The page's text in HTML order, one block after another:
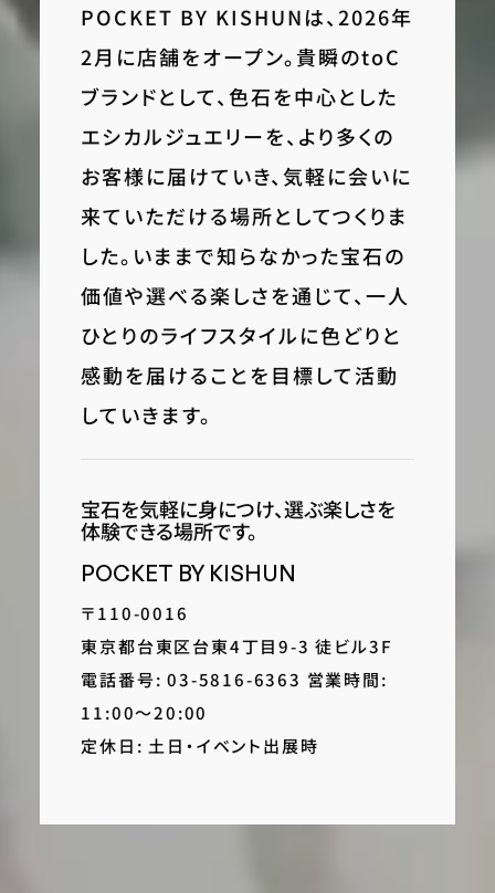
POCKET BY KISHUNは、2026年
2月に店舗をオープン。貴瞬のtoC
ブランドとして、色石を中心とした
エシカルジュエリーを、より多くの
お客様に届けていき、気軽に会いに
来ていただける場所としてつくりま
した。いままで知らなかった宝石の
価値や選べる楽しさを通じて、一人
ひとりのライフスタイルに色どりと
感動を届けることを目標して活動
していきます。
宝石を気軽に身につけ、選ぶ楽しさを
体験できる場所です。
POCKET BY KISHUN
〒110-0016
東京都台東区台東4丁目9-3 徒ビル3F
電話番号: 03-5816-6363 営業時間:
11:00〜20:00
定休日: 土日・イベント出展時